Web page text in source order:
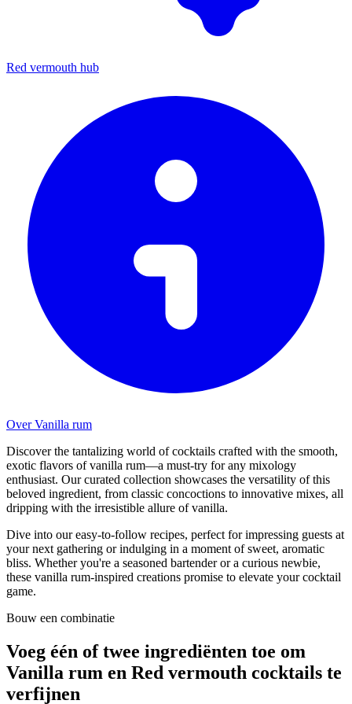
Red vermouth hub
Over Vanilla rum
Discover the tantalizing world of cocktails crafted with the smooth,
exotic flavors of vanilla rum—a must-try for any mixology
enthusiast. Our curated collection showcases the versatility of this
beloved ingredient, from classic concoctions to innovative mixes, all
dripping with the irresistible allure of vanilla.
Dive into our easy-to-follow recipes, perfect for impressing guests at
your next gathering or indulging in a moment of sweet, aromatic
bliss. Whether you're a seasoned bartender or a curious newbie,
these vanilla rum-inspired creations promise to elevate your cocktail
game.
Bouw een combinatie
Voeg één of twee ingrediënten toe om
Vanilla rum en Red vermouth cocktails te
verfijnen